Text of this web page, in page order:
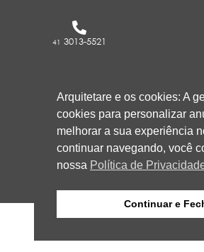
41 3013-5521
RUA ROCKFELLER, 736 -
CURITIBA/PR
80230-130
Arquitetare e os cookies: A
cookies para personalizar
melhorar a sua experiência
continuar navegando, você
nossa Política de
Continuar e